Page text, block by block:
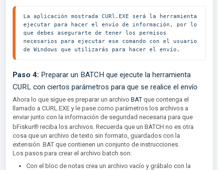
La aplicación mostrada CURl.EXE será la herramienta
ejecutar para hacer el envío de información, por lo
que debes asegurarte de tener los permisos
necesarios para ejecutar ese comando con el usuario
de Windows que utilizarás para hacer el envío.
Paso 4: Preparar un BATCH que ejecute la herramienta
CURL con ciertos parámetros para que se realice el envío
Ahora lo que sigue es preparar un archivo BAT que contenga el
llamado a CURL.EXE y le pase como parámetros los archivos a
enviar junto con la información de seguridad necesaria para que
bFiskur®︎reciba los archivos. Recuerda que un BATCH no es otra
cosa que un archivo de texto sin formato, guardados con la
extensión .BAT que contienen un conjunto de instrucciones.
Los pasos para crear el archivo batch son:
Con el bloc de notas crea un archivo vacío y grábalo con la